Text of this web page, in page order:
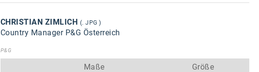
CHRISTIAN ZIMLICH (. JPG )
Country Manager P&G Österreich
P&G
Maße Größe